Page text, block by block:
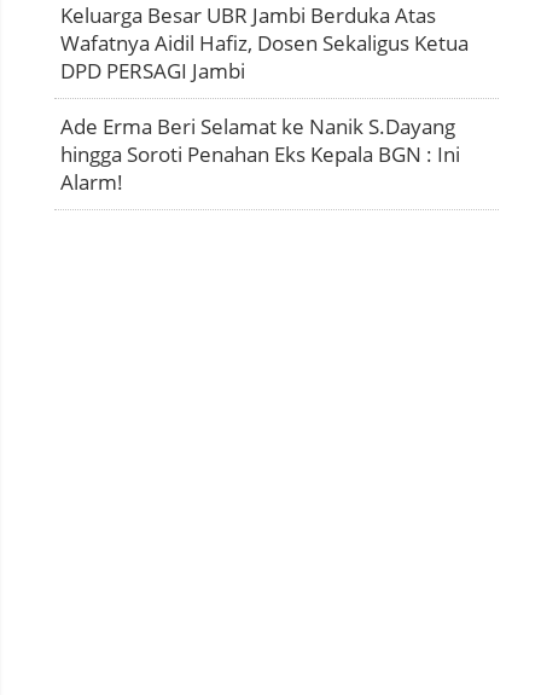
Keluarga Besar UBR Jambi Berduka Atas
Wafatnya Aidil Hafiz, Dosen Sekaligus Ketua
DPD PERSAGI Jambi
Ade Erma Beri Selamat ke Nanik S.Dayang
hingga Soroti Penahan Eks Kepala BGN : Ini
Alarm!